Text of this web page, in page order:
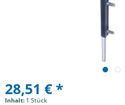
28,51 € *
Inhalt: 1 Stück